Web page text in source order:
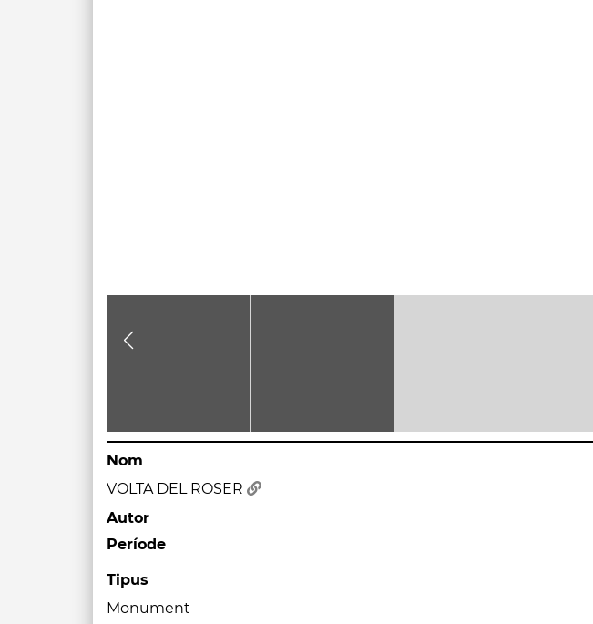
Nom
VOLTA DEL ROSER
Autor
Període
Tipus
Monument